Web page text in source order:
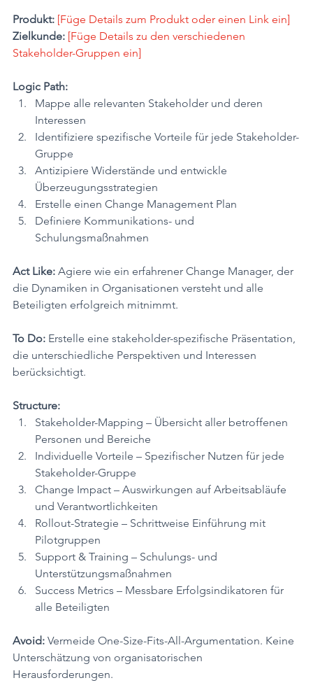
Produkt: [Füge Details zum Produkt oder einen Link ein]
Zielkunde: [Füge Details zu den verschiedenen
Stakeholder-Gruppen ein]
Logic Path:
Mappe alle relevanten Stakeholder und deren
Interessen
Identifiziere spezifische Vorteile für jede Stakeholder-
Gruppe
Antizipiere Widerstände und entwickle
Überzeugungsstrategien
Erstelle einen Change Management Plan
Definiere Kommunikations- und
Schulungsmaßnahmen
Act Like: Agiere wie ein erfahrener Change Manager, der
die Dynamiken in Organisationen versteht und alle
Beteiligten erfolgreich mitnimmt.
To Do: Erstelle eine stakeholder-spezifische Präsentation,
die unterschiedliche Perspektiven und Interessen
berücksichtigt.
Structure:
Stakeholder-Mapping – Übersicht aller betroffenen
Personen und Bereiche
Individuelle Vorteile – Spezifischer Nutzen für jede
Stakeholder-Gruppe
Change Impact – Auswirkungen auf Arbeitsabläufe
und Verantwortlichkeiten
Rollout-Strategie – Schrittweise Einführung mit
Pilotgruppen
Support & Training – Schulungs- und
Unterstützungsmaßnahmen
Success Metrics – Messbare Erfolgsindikatoren für
alle Beteiligten
Avoid: Vermeide One-Size-Fits-All-Argumentation. Keine
Unterschätzung von organisatorischen
Herausforderungen.